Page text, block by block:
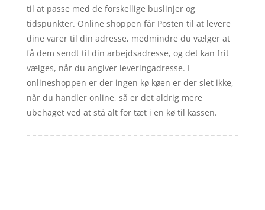
til at passe med de forskellige buslinjer og
tidspunkter. Online shoppen får Posten til at levere
dine varer til din adresse, medmindre du vælger at
få dem sendt til din arbejdsadresse, og det kan frit
vælges, når du angiver leveringadresse. I
onlineshoppen er der ingen kø køen er der slet ikke,
når du handler online, så er det aldrig mere
ubehaget ved at stå alt for tæt i en kø til kassen.